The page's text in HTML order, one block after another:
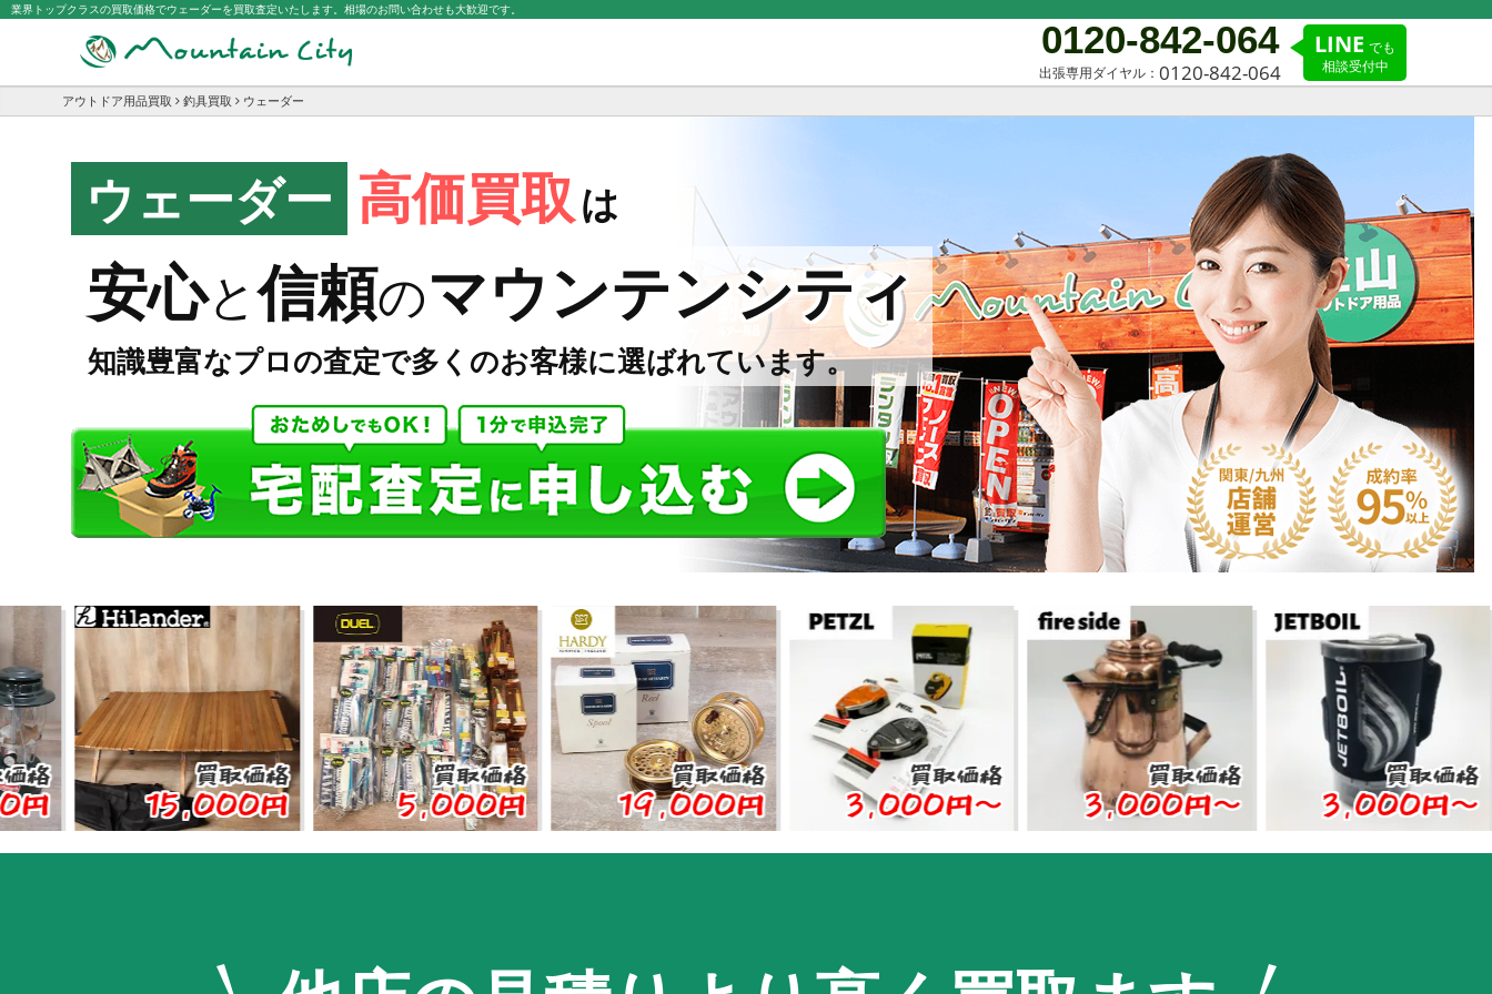
業界トップクラスの買取価格でウェーダーを買取査定いたします。相場のお問い合わせも大歓迎です。
LINE でも
相談受付中
0120-842-064
出張専用ダイヤル： 0120-842-064
アウトドア用品買取 釣具買取 ウェーダー
ウェーダー 高価買取は
安心と信頼のマウンテンシティ
知識豊富なプロの査定で多くのお客様に選ばれています。
買取価格
15,000円
買取価格
5,000円
買取価格
19,000円
買取価格
3,000円〜
買取価格
3,000円〜
買取価格
3,000円〜